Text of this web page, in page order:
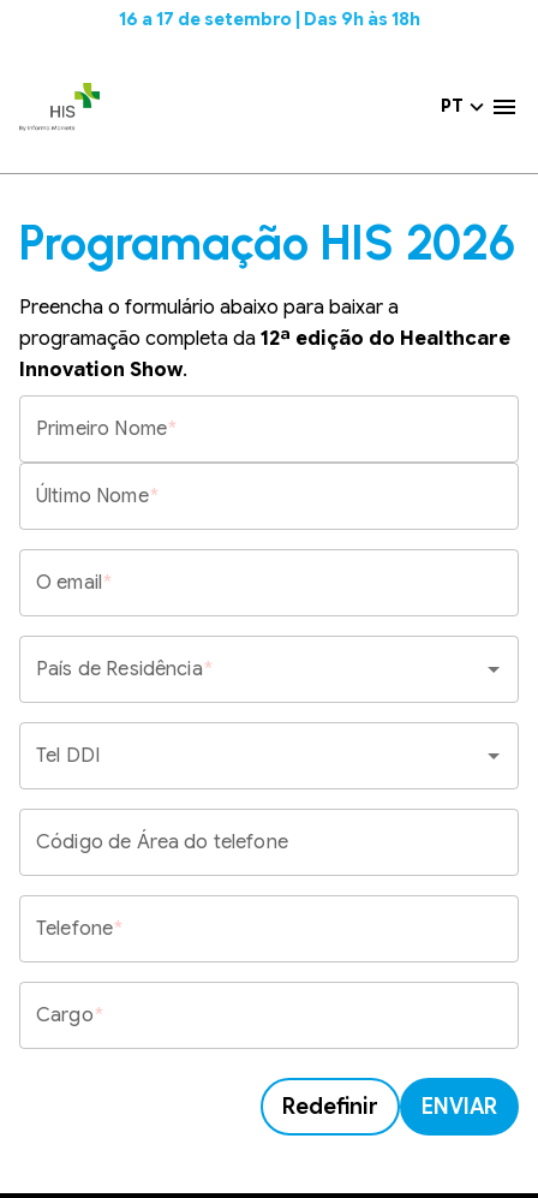
16 a 17 de setembro | Das 9h às 18h
PT
Programação HIS 2026
Preencha o formulário abaixo para baixar a
programação completa da 12ª edição do Healthcare
Innovation Show.
Primeiro Nome*
Último Nome*
O email*
País de Residência*
Tel DDI
Código de Área do telefone
Telefone*
Cargo*
Redefinir ENVIAR